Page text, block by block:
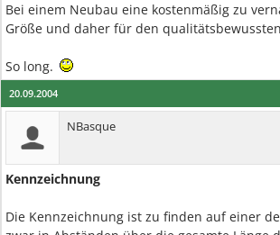
Bei einem Neubau eine kostenmäßig zu
Größe und daher für den
So long.
20.09.2004
NBasque
Kennzeichnung
Die Kennzeichnung ist zu finden auf einer